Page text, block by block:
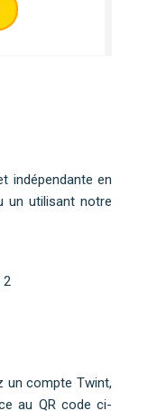
indépendante en
un utilisant notre
2
un compte Twint,
au QR code ci-